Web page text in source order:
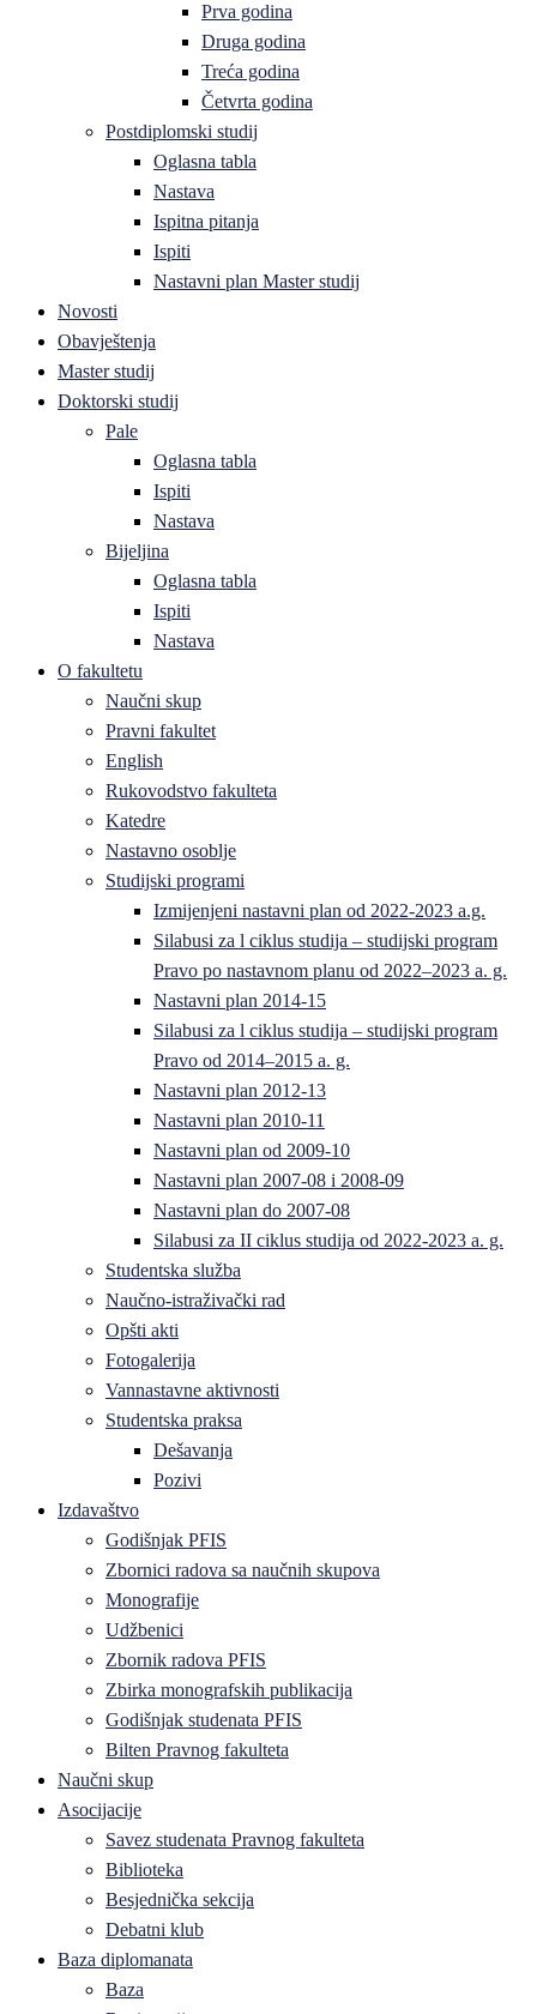
Prva godina
Druga godina
Treća godina
Četvrta godina
Postdiplomski studij
Oglasna tabla
Nastava
Ispitna pitanja
Ispiti
Nastavni plan Master studij
Novosti
Obavještenja
Master studij
Doktorski studij
Pale
Oglasna tabla
Ispiti
Nastava
Bijeljina
Oglasna tabla
Ispiti
Nastava
O fakultetu
Naučni skup
Pravni fakultet
English
Rukovodstvo fakulteta
Katedre
Nastavno osoblje
Studijski programi
Izmijenjeni nastavni plan od 2022-2023 a.g.
Silabusi za l ciklus studija – studijski program
Pravo po nastavnom planu od 2022–2023 a. g.
Nastavni plan 2014-15
Silabusi za l ciklus studija – studijski program
Pravo od 2014–2015 a. g.
Nastavni plan 2012-13
Nastavni plan 2010-11
Nastavni plan od 2009-10
Nastavni plan 2007-08 i 2008-09
Nastavni plan do 2007-08
Silabusi za II ciklus studija od 2022-2023 a. g.
Studentska služba
Naučno-istraživački rad
Opšti akti
Fotogalerija
Vannastavne aktivnosti
Studentska praksa
Dešavanja
Pozivi
Izdavaštvo
Godišnjak PFIS
Zbornici radova sa naučnih skupova
Monografije
Udžbenici
Zbornik radova PFIS
Zbirka monografskih publikacija
Godišnjak studenata PFIS
Bilten Pravnog fakulteta
Naučni skup
Asocijacije
Savez studenata Pravnog fakulteta
Biblioteka
Besjednička sekcija
Debatni klub
Baza diplomanata
Baza